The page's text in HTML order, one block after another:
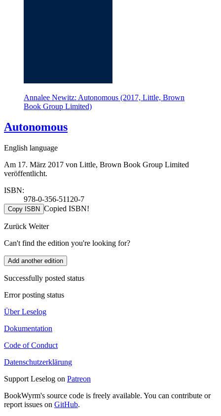
Annalee Newitz: Autonomous (2017, Little, Brown
Book Group Limited)
Autonomous
English language
Am 17. März 2017 von Little, Brown Book Group Limited
veröffentlicht.
ISBN:
978-0-356-51120-7
Copy ISBN Copied ISBN!
Zurück Weiter
Can't find the edition you're looking for?
Add another edition
Successfully posted status
Error posting status
Über Leselog
Dokumentation
Code of Conduct
Datenschutzerklärung
Support Leselog on Patreon
BookWyrm's source code is freely available. You can contribute or
report issues on GitHub.